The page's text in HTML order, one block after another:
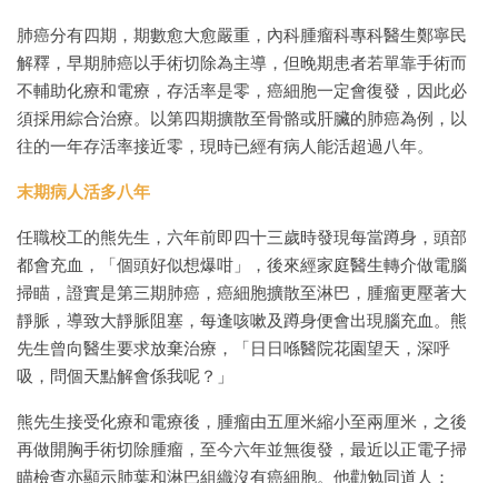
肺癌分有四期，期數愈大愈嚴重，內科腫瘤科專科醫生鄭寧民
解釋，早期肺癌以手術切除為主導，但晚期患者若單靠手術而
不輔助化療和電療，存活率是零，癌細胞一定會復發，因此必
須採用綜合治療。以第四期擴散至骨骼或肝臟的肺癌為例，以
往的一年存活率接近零，現時已經有病人能活超過八年。
末期病人活多八年
任職校工的熊先生，六年前即四十三歲時發現每當蹲身，頭部
都會充血，「個頭好似想爆咁」，後來經家庭醫生轉介做電腦
掃瞄，證實是第三期肺癌，癌細胞擴散至淋巴，腫瘤更壓著大
靜脈，導致大靜脈阻塞，每逢咳嗽及蹲身便會出現腦充血。熊
先生曾向醫生要求放棄治療，「日日喺醫院花園望天，深呼
吸，問個天點解會係我呢？」
熊先生接受化療和電療後，腫瘤由五厘米縮小至兩厘米，之後
再做開胸手術切除腫瘤，至今六年並無復發，最近以正電子掃
瞄檢查亦顯示肺葉和淋巴組織沒有癌細胞。他勸勉同道人：